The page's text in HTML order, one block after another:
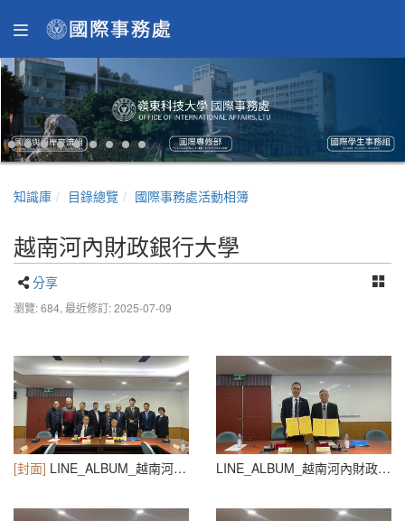
知識庫 目錄總覽 國際事務處活動相簿
越南河內財政銀行大學
分享
瀏覽: 684, 最近修訂: 2025-07-09
[封面] LINE_ALBUM_越南河內財政銀行大學_250709_31 LINE_ALBUM_越南河內財政銀行大學_250709_30